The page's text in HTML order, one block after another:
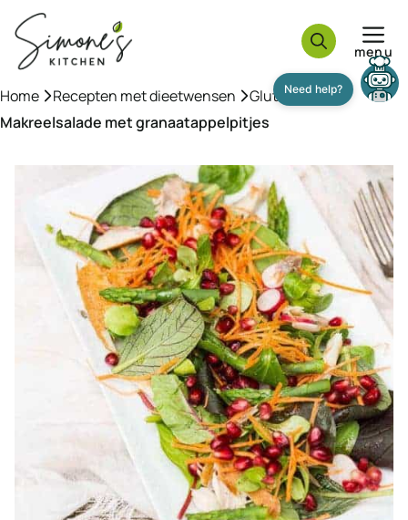
naar
inhoud
menu
Home »Recepten met dieetwensen »Glutenvrij»
Makreelsalade met granaatappelpitjes